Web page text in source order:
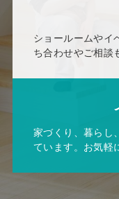
ショールームやイ
ち合わせやご相談
家づくり、暮らし
ています。お気軽